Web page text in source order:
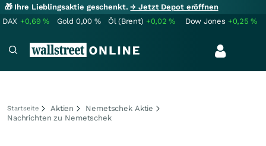
🎁 Ihre Lieblingsaktie geschenkt.→ Jetzt Depot eröffnen
DAX +0,69% Gold 0,00 % Öl (Brent) +0,02% Dow Jones +0,25%
Startseite Aktien
Nemetschek Aktie
Nachrichten zu Nemetschek